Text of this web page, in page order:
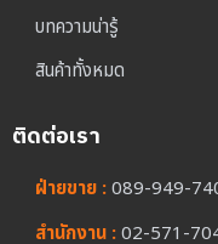
บทความน่ารู้
สินค้าทั้งหมด
ติดต่อเรา
ฝ่ายขาย :089-949-
สำนักงาน :02-571-